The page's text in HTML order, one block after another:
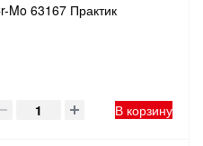
Mo 63167 Практик
В корзину